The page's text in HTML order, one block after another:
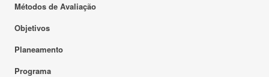
Métodos de Avaliação
Objetivos
Planeamento
Programa